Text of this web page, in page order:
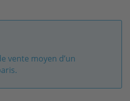
vente moyen d’un